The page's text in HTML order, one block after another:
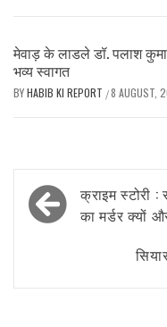
मेवाड़ के लाडले डॉ. पलाश
भव्य स्वागत
BYHABIB KI REPORT /8 AUGUST,
Post
navigation
क्राइम स्टोरी
का मर्डर क्यों